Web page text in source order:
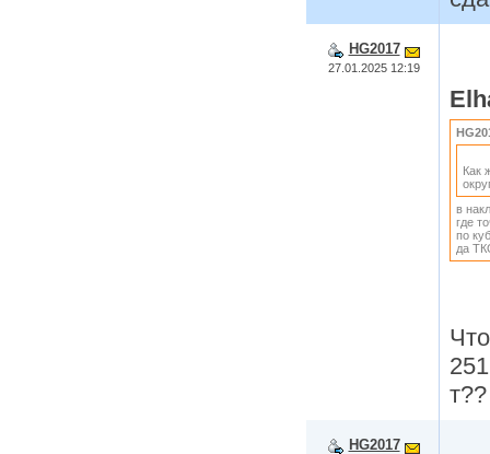
HG2017
27.01.2025 12:19
Как
в
где
по
да
т??
HG2017